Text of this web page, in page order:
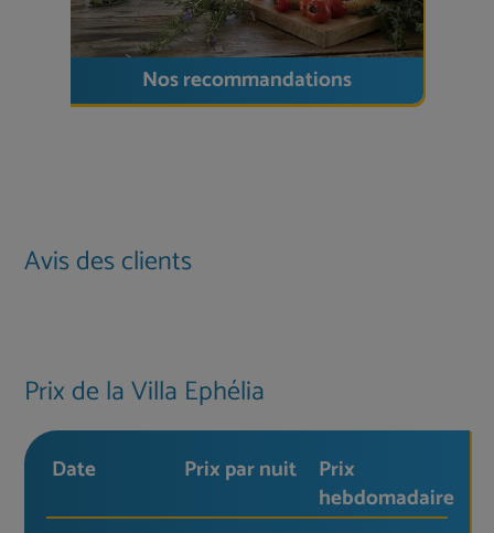
Idéal pour
les couples, les familles ou les amis à la recherche
havre de paix moderne avec piscine privée
Nos recommandations
Avis des clients
Prix de la Villa Ephélia
Date Prix par nuit
Prix
hebdomadaire